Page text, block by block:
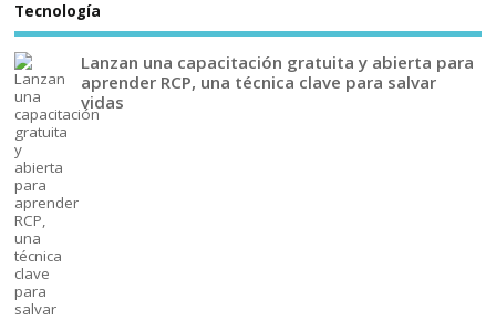
Tecnología
Lanzan una capacitación gratuita y abierta para
aprender RCP, una técnica clave para salvar
vidas